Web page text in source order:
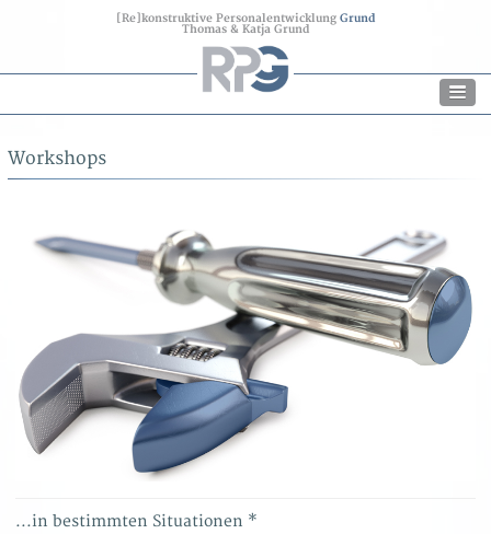
[Re]konstruktive Personalentwicklung Grund
Thomas & Katja Grund
Workshops
...in bestimmten Situationen *